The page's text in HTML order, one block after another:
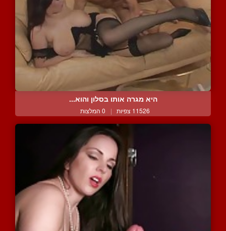
היא מגרה אותו בסלון והוא...
11526 צפיות | 0 המלצות